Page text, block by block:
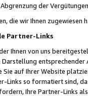
der
die wir Ihnen zugewiesen
Partner-Links
Ihnen von uns
auf Ihrer Website
Links so formatiert sind,
Ihre Partner-Links